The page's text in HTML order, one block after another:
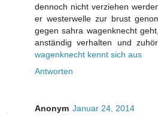
dennoch nicht verziehen
er westerwelle zur brust
gegen sahra wagenknecht
anständig verhalten und
wagenknecht kennt sich aus
Antworten
Anonym Januar 24, 2014